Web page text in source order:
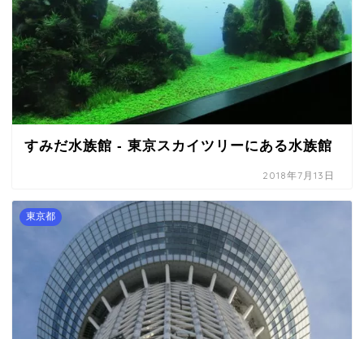
すみだ水族館 - 東京スカイツリーにある水族館
2018年7月13日
東京都